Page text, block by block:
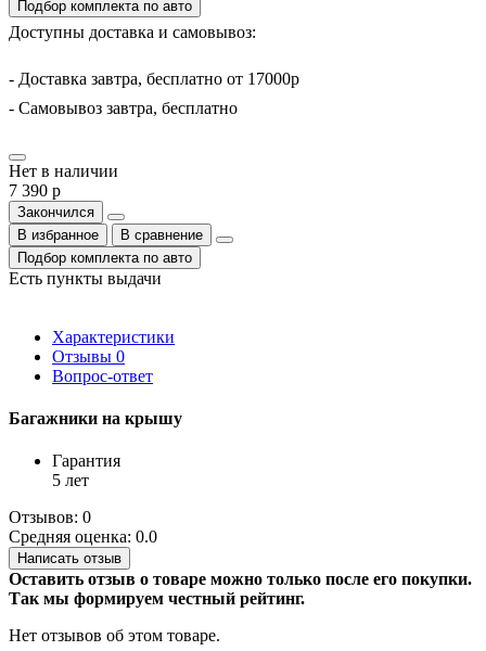
Подбор комплекта по авто
Доступны доставка и самовывоз:
- Доставка завтра, бесплатно от 17000р
- Самовывоз завтра, бесплатно
Нет в наличии
7 390 р
Закончился
В избранное
В сравнение
Подбор комплекта по авто
Есть пункты выдачи
Характеристики
Отзывы 0
Вопрос-ответ
Багажники на крышу
Гарантия
5 лет
Отзывов: 0
Средняя оценка: 0.0
Написать отзыв
Оставить отзыв о товаре можно только после его покупки.
Так мы формируем честный рейтинг.
Нет отзывов об этом товаре.